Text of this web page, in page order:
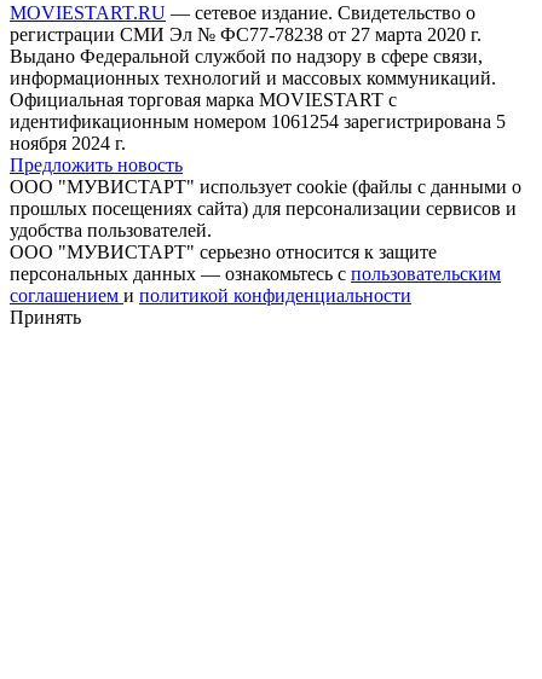
MOVIESTART.RU — сетевое издание. Свидетельство о
регистрации СМИ Эл № ФС77-78238 от 27 марта 2020 г.
Выдано Федеральной службой по надзору в сфере связи,
информационных технологий и массовых коммуникаций.
Официальная торговая марка MOVIESTART с
идентификационным номером 1061254 зарегистрирована 5
ноября 2024 г.
Предложить новость
ООО "МУВИСТАРТ" использует cookie (файлы с данными о
прошлых посещениях сайта) для персонализации сервисов и
удобства пользователей.
ООО "МУВИСТАРТ" серьезно относится к защите
персональных данных — ознакомьтесь с пользовательским
соглашением и политикой конфиденциальности
Принять